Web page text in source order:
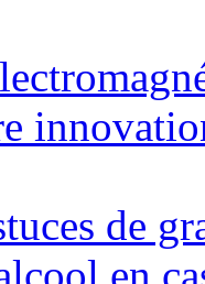
de
en